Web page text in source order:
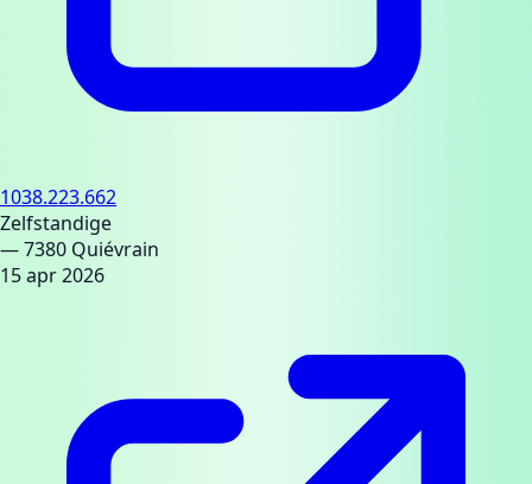
1038.223.662
Zelfstandige
— 7380 Quiévrain
15 apr 2026